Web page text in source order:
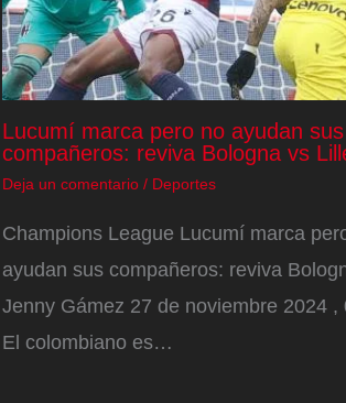
Lucumí marca pero no ayudan sus
compañeros: reviva Bologna vs
Deja un comentario / Deportes
Champions League Lucumí marca
ayudan sus compañeros: reviva
Jenny Gámez 27 de noviembre 2024 ,
El colombiano es…